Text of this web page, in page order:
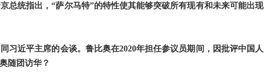
总统指出，“萨尔马特”的特性使其能够突破所有现有和未来可能出现
习近平主席的会谈。鲁比奥在2020年担任参议员期间，因批评中国人
随团访华？